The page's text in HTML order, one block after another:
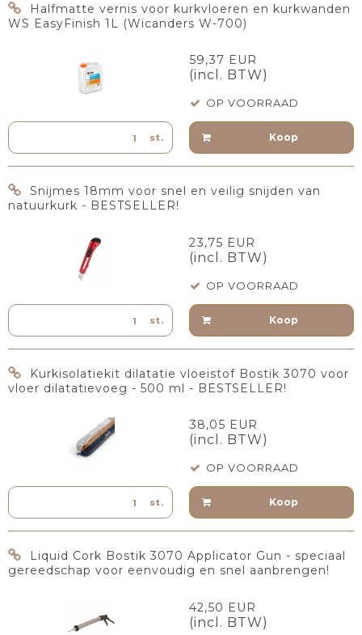
Halfmatte vernis voor kurkvloeren en kurkwanden
WS EasyFinish 1L (Wicanders W-700)
59,37 EUR
(incl. BTW)
OP VOORRAAD
st. Koop
Snijmes 18mm voor snel en veilig snijden van
natuurkurk - BESTSELLER!
23,75 EUR
(incl. BTW)
OP VOORRAAD
st. Koop
Kurkisolatiekit dilatatie vloeistof Bostik 3070 voor
vloer dilatatievoeg - 500 ml - BESTSELLER!
38,05 EUR
(incl. BTW)
OP VOORRAAD
st. Koop
Liquid Cork Bostik 3070 Applicator Gun - speciaal
gereedschap voor eenvoudig en snel aanbrengen!
42,50 EUR
(incl. BTW)